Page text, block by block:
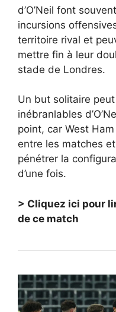
d’O’Neil font
incursions
territoire rival et
mettre fin à leur
stade de Londres.
Un but solitaire
inébranlables
point, car West
entre les matches
pénétrer la
d’une fois.
> Cliquez ici pour
de ce match